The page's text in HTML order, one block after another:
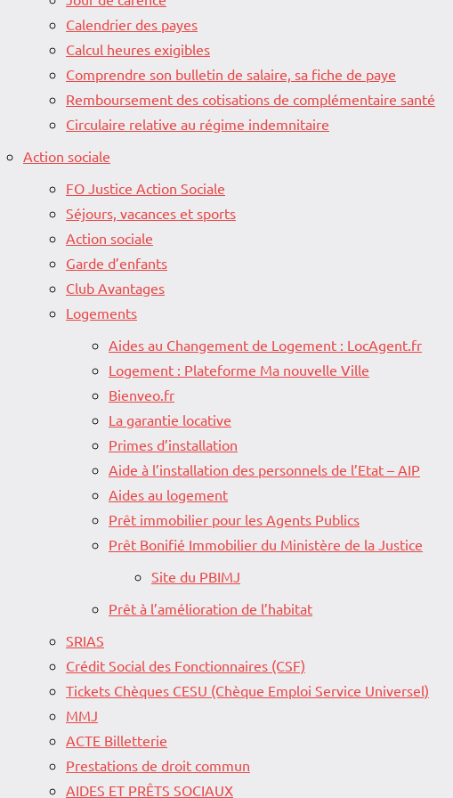
Calendrier des payes
Calcul heures exigibles
Comprendre son bulletin de salaire, sa fiche de paye
Remboursement des cotisations de complémentaire santé
Circulaire relative au régime indemnitaire
Action sociale
FO Justice Action Sociale
Séjours, vacances et sports
Action sociale
Garde d’enfants
Club Avantages
Logements
Aides au Changement de Logement : LocAgent.fr
Logement : Plateforme Ma nouvelle Ville
Bienveo.fr
La garantie locative
Primes d’installation
Aide à l’installation des personnels de l’Etat – AIP
Aides au logement
Prêt immobilier pour les Agents Publics
Prêt Bonifié Immobilier du Ministère de la Justice
Site du PBIMJ
Prêt à l’amélioration de l’habitat
SRIAS
Crédit Social des Fonctionnaires (CSF)
Tickets Chèques CESU (Chèque Emploi Service Universel)
MMJ
ACTE Billetterie
Prestations de droit commun
AIDES ET PRÊTS SOCIAUX